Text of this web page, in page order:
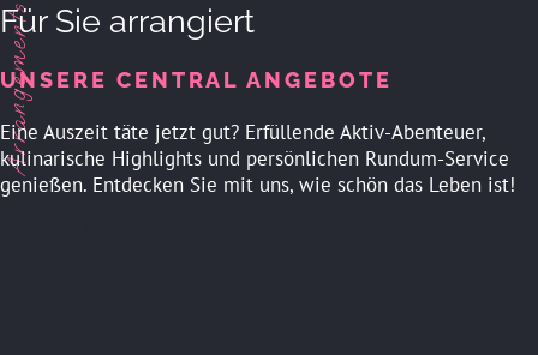
Arrangements
Für Sie arrangiert
UNSERE CENTRAL ANGEBOTE
Eine Auszeit täte jetzt gut? Erfüllende Aktiv-Abenteuer,
kulinarische Highlights und persönlichen Rundum-Service
genießen. Entdecken Sie mit uns, wie schön das Leben ist!